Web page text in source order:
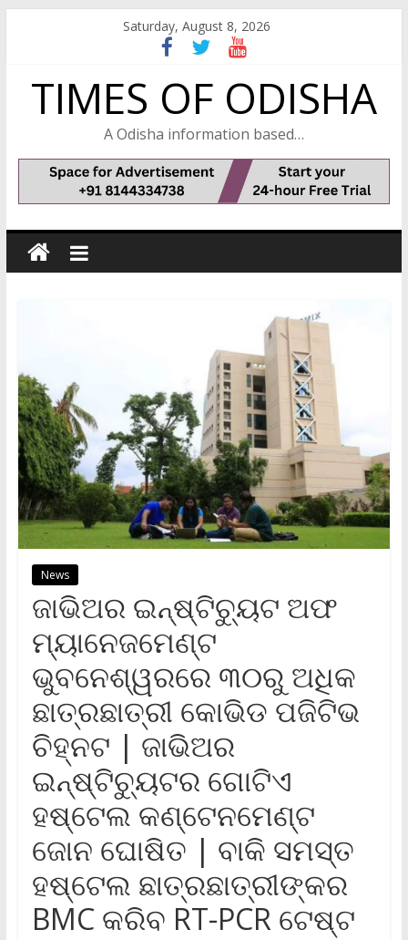
Saturday, August 8, 2026
TIMES OF ODISHA
A Odisha information based…
News
ଜାଭିଅର ଇନ୍‌ଷ୍ଟିଚ୍ୟୁଟ ଅଫ
ମ୍ୟାନେଜମେଣ୍ଟ
ଭୁବନେଶ୍ୱରରେ ୩୦ରୁ ଅଧିକ
ଛାତ୍ରଛାତ୍ରୀ କୋଭିଡ ପଜିଟିଭ
ଚିହ୍ନଟ | ଜାଭିଅର
ଇନ୍‌ଷ୍ଟିଚ୍ୟୁଟର ଗୋଟିଏ
ହଷ୍ଟେଲ କଣ୍ଟେନମେଣ୍ଟ
ଜୋନ ଘୋଷିତ | ବାକି ସମସ୍ତ
ହଷ୍ଟେଲ ଛାତ୍ରଛାତ୍ରୀଙ୍କର
BMC କରିବ RT-PCR ଟେଷ୍ଟ